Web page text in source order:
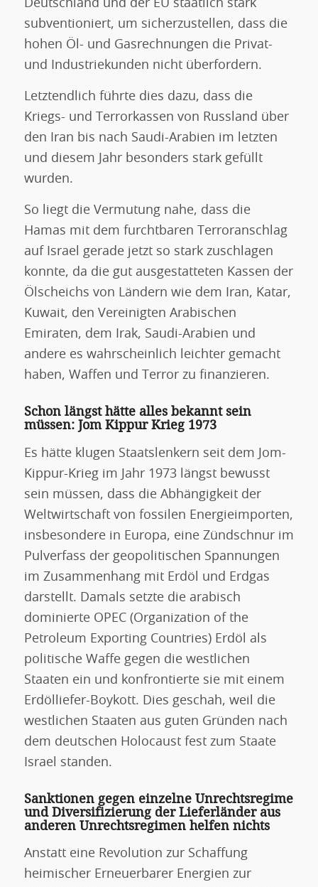
Deutschland und der EU staatlich stark
subventioniert, um sicherzustellen, dass die
hohen Öl- und Gasrechnungen die Privat-
und Industriekunden nicht überfordern.
Letztendlich führte dies dazu, dass die
Kriegs- und Terrorkassen von Russland über
den Iran bis nach Saudi-Arabien im letzten
und diesem Jahr besonders stark gefüllt
wurden.
So liegt die Vermutung nahe, dass die
Hamas mit dem furchtbaren Terroranschlag
auf Israel gerade jetzt so stark zuschlagen
konnte, da die gut ausgestatteten Kassen der
Ölscheichs von Ländern wie dem Iran, Katar,
Kuwait, den Vereinigten Arabischen
Emiraten, dem Irak, Saudi-Arabien und
andere es wahrscheinlich leichter gemacht
haben, Waffen und Terror zu finanzieren.
Schon längst hätte alles bekannt sein
müssen: Jom Kippur Krieg 1973
Es hätte klugen Staatslenkern seit dem Jom-
Kippur-Krieg im Jahr 1973 längst bewusst
sein müssen, dass die Abhängigkeit der
Weltwirtschaft von fossilen Energieimporten,
insbesondere in Europa, eine Zündschnur im
Pulverfass der geopolitischen Spannungen
im Zusammenhang mit Erdöl und Erdgas
darstellt. Damals setzte die arabisch
dominierte OPEC (Organization of the
Petroleum Exporting Countries) Erdöl als
politische Waffe gegen die westlichen
Staaten ein und konfrontierte sie mit einem
Erdölliefer-Boykott. Dies geschah, weil die
westlichen Staaten aus guten Gründen nach
dem deutschen Holocaust fest zum Staate
Israel standen.
Sanktionen gegen einzelne Unrechtsregime
und Diversifizierung der Lieferländer aus
anderen Unrechtsregimen helfen nichts
Anstatt eine Revolution zur Schaffung
heimischer Erneuerbarer Energien zur